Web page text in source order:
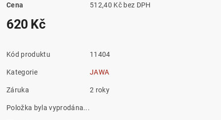
Cena 512,40 Kč bez DPH
620 Kč
Kód produktu 11404
Kategorie JAWA
Záruka 2 roky
Položka byla vyprodána...